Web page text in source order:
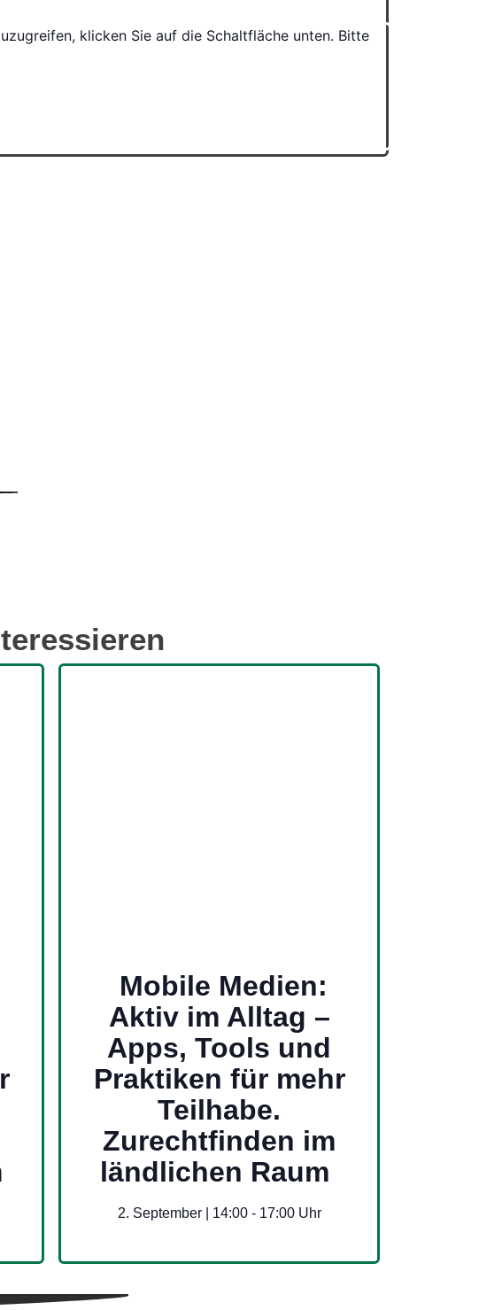
klicken Sie auf die Schaltfläche unten. Bitte
Mobile Medien:
Aktiv im Alltag –
Apps, Tools und
Praktiken für mehr
Teilhabe.
Zurechtfinden im
ländlichen Raum
2. September | 14:00- 17:00